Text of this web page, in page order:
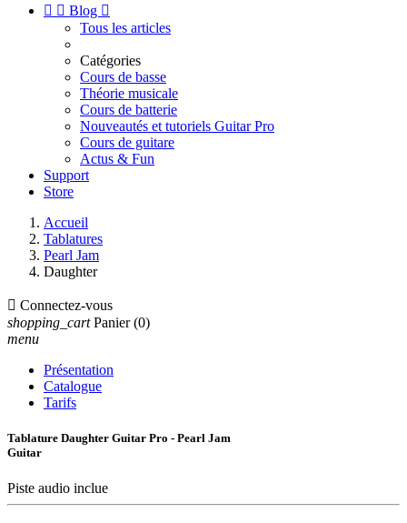
  Blog 
Tous les articles
Catégories
Cours de basse
Théorie musicale
Cours de batterie
Nouveautés et tutoriels Guitar Pro
Cours de guitare
Actus & Fun
Support
Store
Accueil
Tablatures
Pearl Jam
Daughter
 Connectez-vous
shopping_cart Panier (0)
menu
Présentation
Catalogue
Tarifs
Tablature Daughter Guitar Pro - Pearl Jam
Guitar
Piste audio inclue